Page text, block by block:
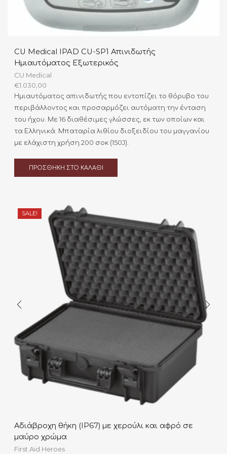
CU Medical IPAD CU-SP1 Απινιδωτής
Ημιαυτόματος Εξωτερικός
CU Medical
€1.030,00
Ημιαυτόματος απινιδωτής που εντοπίζει το θόρυβο του
περιβάλλοντος και προσαρμόζει αυτόματη την ένταση
του ήχου. Με 16 διαθέσιμες γλώσσες, εκ των οποίων και
τα Ελληνικά. Μπαταρία λιθίου διοξειδίου του μαγγανίου
με ελάχιστη χρήση 200 σοκ (150J).
ΠΡΟΣΘΉΚΗ ΣΤΟ ΚΑΛΆΘΙ
SALE!
Αδιάβροχη θήκη (IP67) με χερούλι και αφρό σε
μαύρο χρώμα
First Aid Heroes